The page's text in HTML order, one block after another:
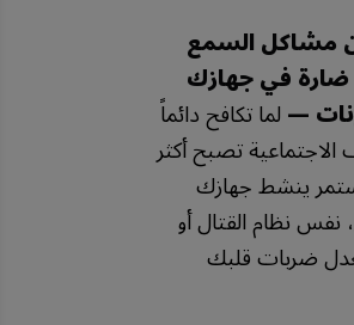
عن مشاكل السمع
في جهازك
—لما تكافح دائماً
الاجتماعية تصبح أكثر
ينشط جهازك
نظام القتال أو
ضربات قلبك